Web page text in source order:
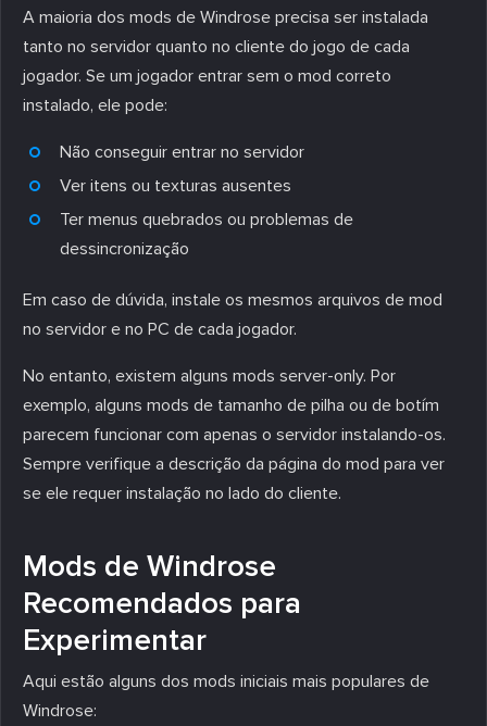
A maioria dos mods de Windrose precisa ser instalada
tanto no servidor quanto no cliente do jogo de cada
jogador. Se um jogador entrar sem o mod correto
instalado, ele pode:
Não conseguir entrar no servidor
Ver itens ou texturas ausentes
Ter menus quebrados ou problemas de
dessincronização
Em caso de dúvida, instale os mesmos arquivos de mod
no servidor e no PC de cada jogador.
No entanto, existem alguns mods server-only. Por
exemplo, alguns mods de tamanho de pilha ou de botím
parecem funcionar com apenas o servidor instalando-os.
Sempre verifique a descrição da página do mod para ver
se ele requer instalação no lado do cliente.
Mods de Windrose
Recomendados para
Experimentar
Aqui estão alguns dos mods iniciais mais populares de
Windrose: